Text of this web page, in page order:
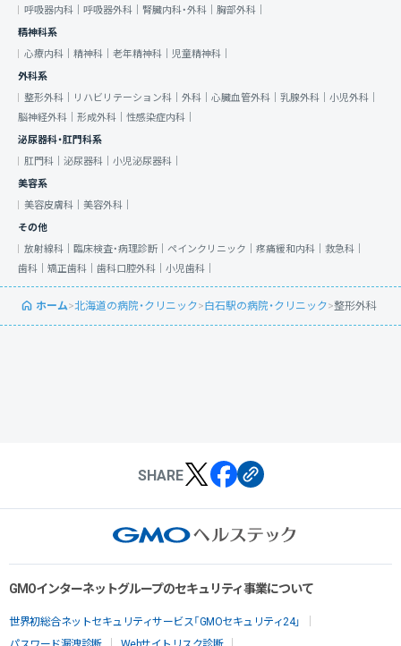
呼吸器内科｜ 呼吸器外科｜ 腎臓内科・外科｜ 胸部外科｜
精神科系
心療内科｜ 精神科｜ 老年精神科｜ 児童精神科｜
外科系
整形外科｜
リハビリテーション科｜ 外科｜ 心臓血管外科｜ 乳腺外科｜ 小児外科｜
脳神経外科｜ 形成外科｜ 性感染症内科｜
泌尿器科・肛門科系
肛門科｜ 泌尿器科｜ 小児泌尿器科｜
美容系
美容皮膚科｜ 美容外科｜
その他
放射線科｜ 臨床検査・病理診断｜ ペインクリニック｜ 疼痛緩和内科｜ 救急科｜
歯科｜ 矯正歯科｜ 歯科口腔外科｜ 小児歯科｜
ホーム>北海道の病院・クリニック>白石駅の病院・クリニック>整形外科
SHARE
GMOインターネットグループのセキュリティ事業について
世界初総合ネットセキュリティサービス「GMOセキュリティ24」